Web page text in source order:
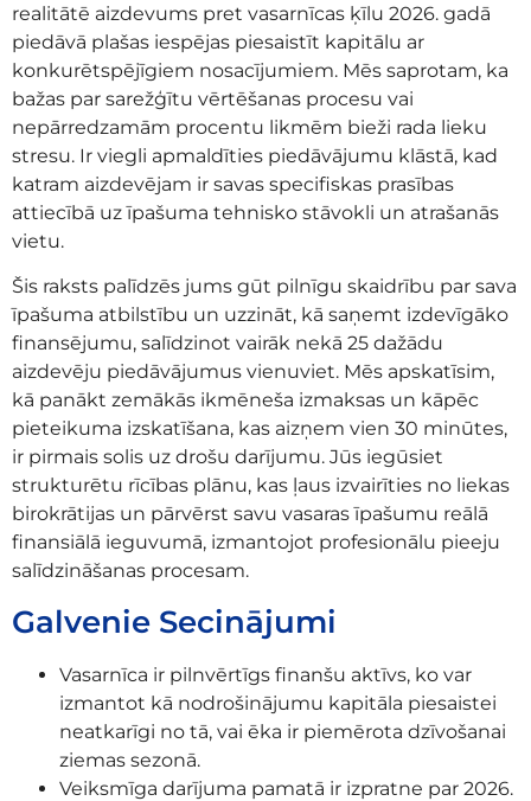
realitātē aizdevums pret vasarnīcas ķīlu 2026. gadā
piedāvā plašas iespējas piesaistīt kapitālu ar
konkurētspējīgiem nosacījumiem. Mēs saprotam, ka
bažas par sarežģītu vērtēšanas procesu vai
nepārredzamām procentu likmēm bieži rada lieku
stresu. Ir viegli apmaldīties piedāvājumu klāstā, kad
katram aizdevējam ir savas specifiskas prasības
attiecībā uz īpašuma tehnisko stāvokli un atrašanās
vietu.
Šis raksts palīdzēs jums gūt pilnīgu skaidrību par sava
īpašuma atbilstību un uzzināt, kā saņemt izdevīgāko
finansējumu, salīdzinot vairāk nekā 25 dažādu
aizdevēju piedāvājumus vienuviet. Mēs apskatīsim,
kā panākt zemākās ikmēneša izmaksas un kāpēc
pieteikuma izskatīšana, kas aizņem vien 30 minūtes,
ir pirmais solis uz drošu darījumu. Jūs iegūsiet
strukturētu rīcības plānu, kas ļaus izvairīties no liekas
birokrātijas un pārvērst savu vasaras īpašumu reālā
finansiālā ieguvumā, izmantojot profesionālu pieeju
salīdzināšanas procesam.
Galvenie Secinājumi
Vasarnīca ir pilnvērtīgs finanšu aktīvs, ko var
izmantot kā nodrošinājumu kapitāla piesaistei
neatkarīgi no tā, vai ēka ir piemērota dzīvošanai
ziemas sezonā.
Veiksmīga darījuma pamatā ir izpratne par 2026.